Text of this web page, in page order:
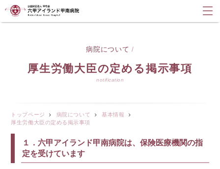
病院について /
厚生労働大臣の定める掲示事項
notification
トップページ 病院について
基本情報
厚生労働大臣の定める掲示事項
１．六甲アイランド甲南病院は、保険医療機関の指
定を受けています